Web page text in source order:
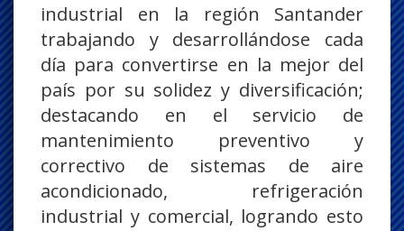
industrial en la región Santander
trabajando y desarrollándose cada
día para convertirse en la mejor del
país por su solidez y diversificación;
destacando en el servicio de
mantenimiento preventivo y
correctivo de sistemas de aire
acondicionado, refrigeración
industrial y comercial, logrando esto